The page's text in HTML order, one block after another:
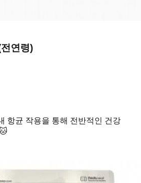
연령)
항균 작용을 통해 전반적인 건강